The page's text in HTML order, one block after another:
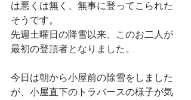
は悪くは無く、無事に登ってこられた
そうです。
先週土曜日の降雪以来、このお二人が
最初の登頂者となりました。
今日は朝から小屋前の除雪をしました
が、小屋直下のトラバースの様子が気